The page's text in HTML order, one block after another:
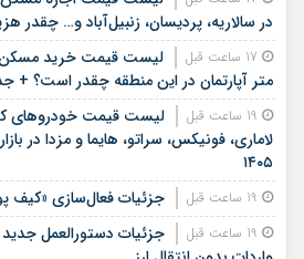
در سالاریه، پردیسان، زنبیل‌آباد و… چقدر
لیست قیمت خرید مسکن
متر آپارتمان در این منطقه چقدر است؟ + جدول
لیست قیمت خودروهای
لاماری، فونیکس، سراتو، هایما و مزدا در
۱۴۰۵
جزئیات فعال‌سازی «کیف
جزئیات دستورالعمل جدید